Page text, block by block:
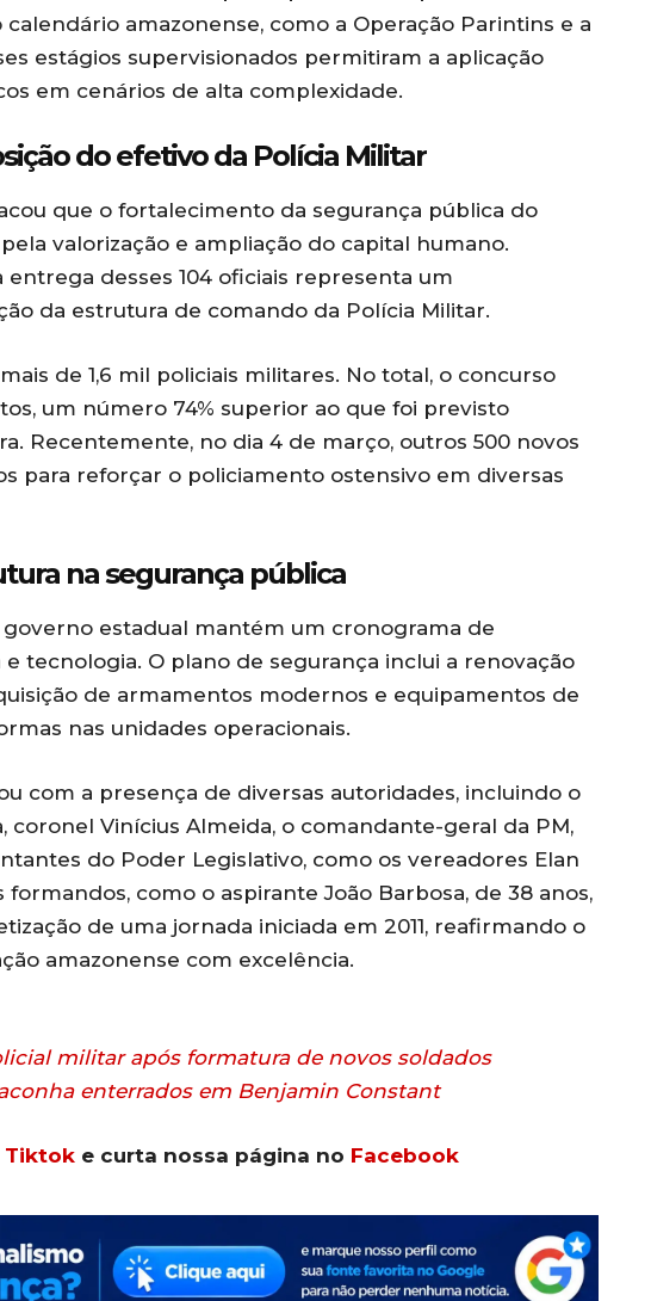
amazonense, como a Operação Parintins e a
estágios supervisionados permitiram a aplicação
em cenários de alta complexidade.
do efetivo da Polícia Militar
que o fortalecimento da segurança pública do
valorização e ampliação do capital humano.
desses 104 oficiais representa um
da estrutura de comando da Polícia Militar.
de 1,6 mil policiais militares. No total, o concurso
um número 74% superior ao que foi previsto
Recentemente, no dia 4 de março, outros 500 novos
para reforçar o policiamento ostensivo em diversas
na segurança pública
estadual mantém um cronograma de
tecnologia. O plano de segurança inclui a renovação
de armamentos modernos e equipamentos de
nas unidades operacionais.
com a presença de diversas autoridades, incluindo o
coronel Vinícius Almeida, o comandante-geral da PM,
do Poder Legislativo, como os vereadores Elan
formandos, como o aspirante João Barbosa, de 38 anos,
de uma jornada iniciada em 2011, reafirmando o
amazonense com excelência.
militar após formatura de novos soldados
enterrados em Benjamin Constant
Tiktok e curta nossa página no Facebook